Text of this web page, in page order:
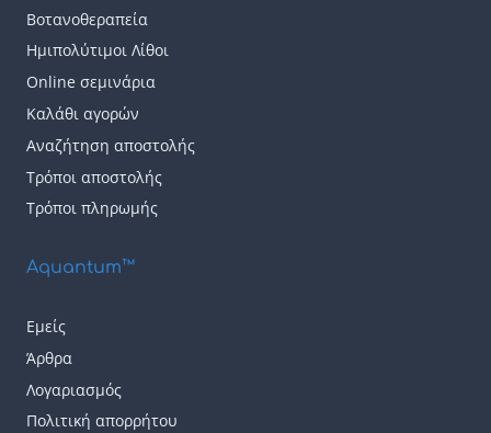
Βοτανοθεραπεία
Ημιπολύτιμοι Λίθοι
Online σεμινάρια
Καλάθι αγορών
Αναζήτηση αποστολής
Τρόποι αποστολής
Τρόποι πληρωμής
Aquantum™
Εμείς
Άρθρα
Λογαριασμός
Πολιτική απορρήτου